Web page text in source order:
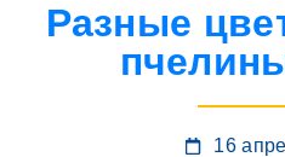
Разные
16